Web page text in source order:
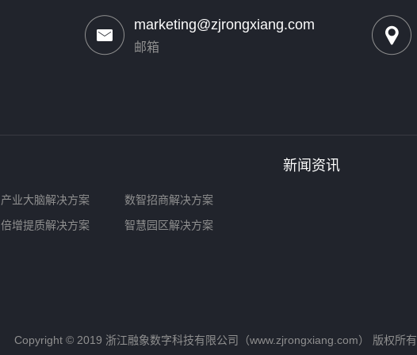
marketing@zjrongxiang.com
邮箱
产业大脑解决方案
数智招商解决方案
倍增提质解决方案 智慧园区解决方案
新闻资讯
Copyright © 2019 浙江融象数字科技有限公司（www.zjrongxiang.com） 版权所有